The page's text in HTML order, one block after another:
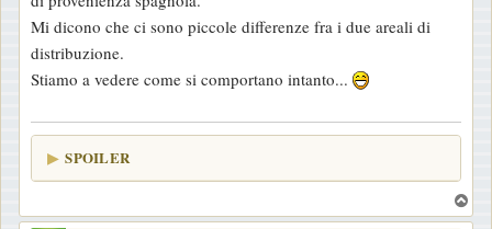
g
g
i
o
Mi dicono che ci sono piccole differenze fra i due areali di
distribuzione.
Stiamo a vedere come si comportano intanto...
SPOILER
o